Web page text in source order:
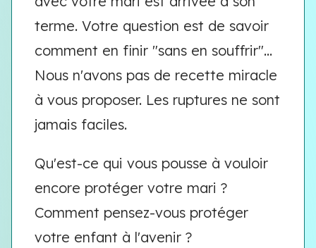
terme. Votre question est de savoir
comment en finir "sans en souffrir"...
Nous n'avons pas de recette miracle
à vous proposer. Les ruptures ne sont
jamais faciles.
Qu'est-ce qui vous pousse à vouloir
encore protéger votre mari ?
Comment pensez-vous protéger
votre enfant à l'avenir ?